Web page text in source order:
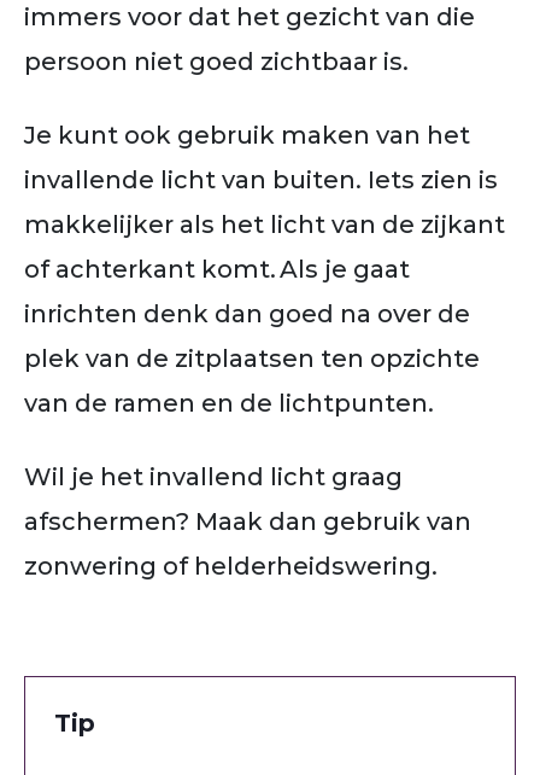
immers voor dat het gezicht van die
persoon niet goed zichtbaar is.
Je kunt ook gebruik maken van het
invallende licht van buiten. Iets zien is
makkelijker als het licht van de zijkant
of achterkant komt. Als je gaat
inrichten denk dan goed na over de
plek van de zitplaatsen ten opzichte
van de ramen en de lichtpunten.
Wil je het invallend licht graag
afschermen? Maak dan gebruik van
zonwering of helderheidswering.
Tip